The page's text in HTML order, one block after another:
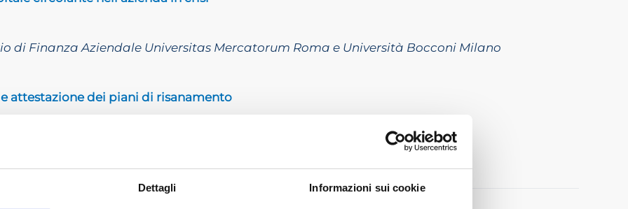
Dettagli Informazioni sui cookie
di Finanza Aziendale Universitas Mercatorum Roma e Università Bocconi Milano
attestazione dei piani di risanamento
di Diagnosi e Gestione della Crisi Aziendale, Università di Ferrara